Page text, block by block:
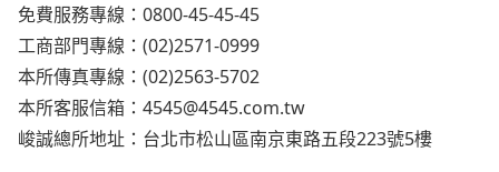
免費服務專線：0800-45-45-45
工商部門專線：(02)2571-0999
本所傳真專線：(02)2563-5702
本所客服信箱： 4545@4545.com.tw
峻誠總所地址：台北市松山區南京東路五段223號5樓